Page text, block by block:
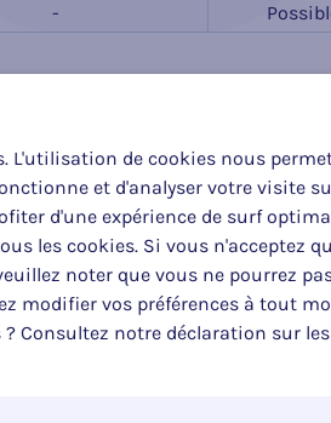
-
par km au dessus de
10 km/h
-
+ € 7 par km au dessus de 10 km/h
72 + € 7 par km au dessus de 10 km/h
100 à € 5000 € 100 à €
L'utilisation de cookies nous
et d'analyser votre visite
d'une expérience de surf
les cookies. Si vous n'acceptez
noter que vous ne pourrez
modifier vos préférences à tout
Consultez notre déclaration sur les